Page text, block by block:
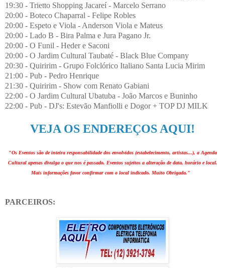
19:30 - Trietto Shopping Jacareí - Marcelo Serrano
20:00 - Boteco Chaparral - Felipe Robles
20:00 - Espeto e Viola - Anderson Viola e Mateus
20:00 - Lado B - Bira Palma e Jura Pagano Jr.
20:00 - O Funil - Heder e Saconi
20:00 - O Jardim Cultural Taubaté - Black Blue Company
20:30 - Quiririm - Grupo Folclórico Italiano Santa Lucia Mirim
21:00 - Pub - Pedro Henrique
21:30 - Quiririm - Show com Renato Gabiani
22:00 - O Jardim Cultural Ubatuba - João Marcos e Buninho
22:00 - Pub - DJ's: Estevão Manfiolli e Dogor + TOP DJ MILK
VEJA OS ENDEREÇOS AQUI!
"Os Eventos são de inteira responsabilidade dos envolvidos (estabelecimento, artistas...), a Agenda
Cultural apenas divulga o que nos é passado. Eventos sujeitos a alteração de data, horário e local.
Mais informações favor confirmar com o local indicado. Muito Obrigada."
PARCEIROS: